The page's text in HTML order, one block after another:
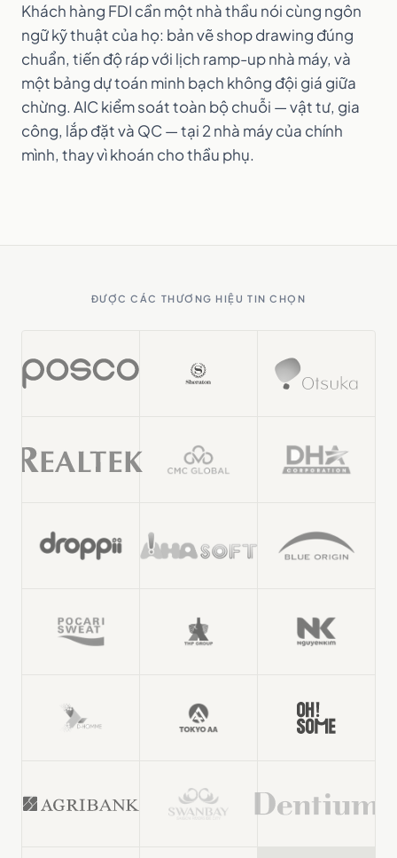
Khách hàng FDI cần một nhà thầu nói cùng ngôn
ngữ kỹ thuật của họ: bản vẽ shop drawing đúng
chuẩn, tiến độ ráp với lịch ramp-up nhà máy, và
một bảng dự toán minh bạch không đội giá giữa
chừng. AIC kiểm soát toàn bộ chuỗi — vật tư, gia
công, lắp đặt và QC — tại 2 nhà máy của chính
mình, thay vì khoán cho thầu phụ.
ĐƯỢC CÁC THƯƠNG HIỆU TIN CHỌN